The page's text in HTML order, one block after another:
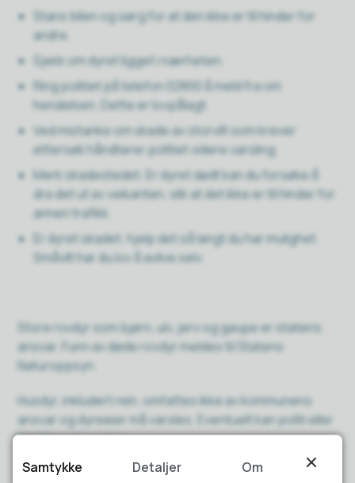
Stans bilen og sørg for at den ikke er til hinder for
andre.
Sjekk om dyret ligget i nærheten.
Ring politiet på telefon 02800 å meld fra om
hendelsen. Dette er lovpålagt.
Ved mistanke om skade av storvilt som krever
ettersøk håndterer politiet videre varsling.
Merk skadestedet. Er dyret dødt kan du forsøke å
dra det ut av veikanten, slik at det ikke er til hinder for
annen trafikk.
Er dyret skadet, hjelp det så langt du har mulighet.
Småvilt har du lov å avlive selv.
Store rovdyr som bjørn, ulv, jerv og gaupe er statens
ansvar. Funn av døde rovdyr meldes til Statens
Naturoppsyn.
Husdyr, inkludert rein, omfattes ikke av kommunens
ansvar og dyreeier må varsles. Eventuelt kan politi eller
Mattilsynet varsles.
Ved funn av syke eller skadde individer av rovfugl skal
Samtykke Detaljer
Om